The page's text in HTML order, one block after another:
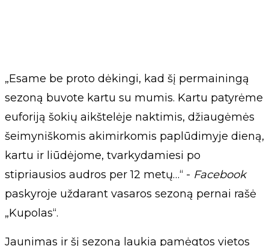
„Esame be proto dėkingi, kad šį permainingą
sezoną buvote kartu su mumis. Kartu patyrėme
euforiją šokių aikštelėje naktimis, džiaugėmės
šeimyniškomis akimirkomis paplūdimyje dieną,
kartu ir liūdėjome, tvarkydamiesi po
stipriausios audros per 12 metų…“ - Facebook
paskyroje uždarant vasaros sezoną pernai rašė
„Kupolas“.
Jaunimas ir šį sezoną laukia pamėgtos vietos